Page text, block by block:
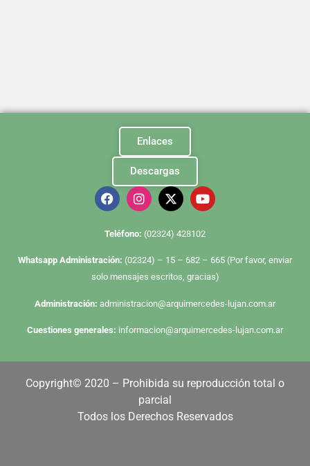
Enlaces
Descargas
Te léfono: (02324) 428102
Whatsapp Administración: (02324) – 15 – 682 – 665 (Por favor, enviar
solo mensajes escritos, gracias)
Administración: administracion@arquimercedes-lujan.com.ar
Cuestiones generales: informacion@arquimercedes-lujan.com.ar
Copyright© 2020 – Prohibida su reproducción total o
parcial
Todos los Derechos Reservados